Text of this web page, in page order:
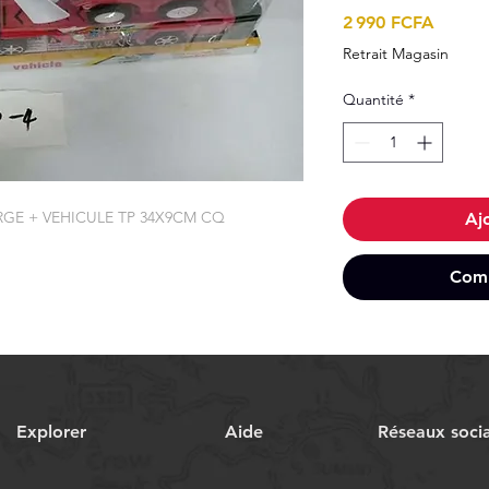
+ VEHICULE TP 34X9CM CQ
2 990 FCFA
Retrait Magasin
Quantité *
Explorer Aide Réseaux